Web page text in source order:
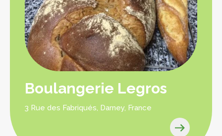
Boulangerie Legros
3 Rue des Fabriqués, Darney, France